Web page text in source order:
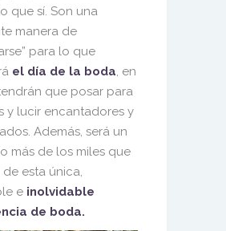
que sí. Son una
manera de
para lo que
el día de la boda, en
que posar para
y lucir encantadores y
Además, será un
más de los miles que
esta única,
e inolvidable
de boda.